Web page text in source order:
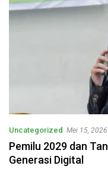
Uncategorized Mei 15, 2026
Pemilu 2029 dan
Generasi Digital